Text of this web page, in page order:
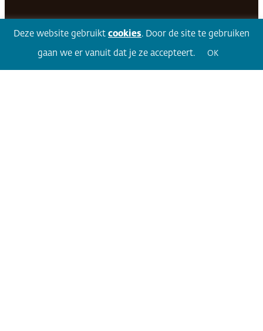
Volg 360Facebook LinkedIn Twitter
Deze website gebruikt cookies. Door de site te gebruiken
gaan we er vanuit dat je ze accepteert. OK